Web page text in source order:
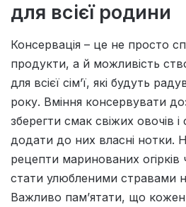
для всієї родини
Консервація – це не просто
продукти, а й можливість
для всієї сім’ї, які будуть
року. Вміння консервувати
зберегти смак свіжих овочів і
додати до них власні нотки.
рецепти маринованих
стати улюбленими стравами
Важливо пам’ятати, що кожен